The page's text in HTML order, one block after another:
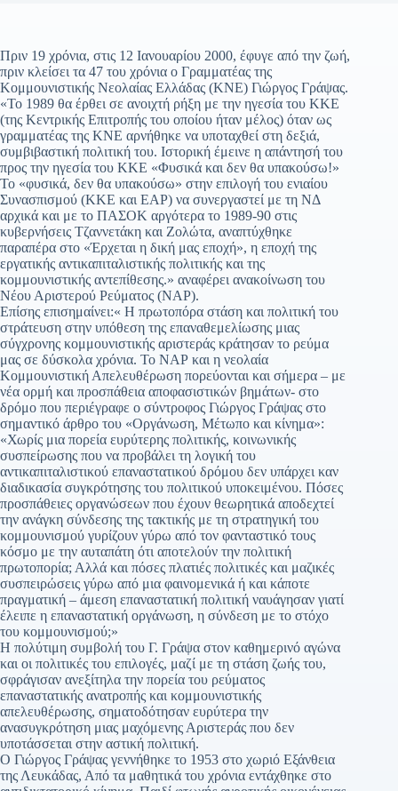
Πριν 19 χρόνια, στις 12 Ιανουαρίου 2000, έφυγε από την ζωή,
πριν κλείσει τα 47 του χρόνια ο Γραμματέας της
Κομμουνιστικής Νεολαίας Ελλάδας (ΚΝΕ) Γιώργος Γράψας.
«Το 1989 θα έρθει σε ανοιχτή ρήξη με την ηγεσία του ΚΚΕ
(της Κεντρικής Επιτροπής του οποίου ήταν μέλος) όταν ως
γραμματέας της ΚΝΕ αρνήθηκε να υποταχθεί στη δεξιά,
συμβιβαστική πολιτική του. Ιστορική έμεινε η απάντησή του
προς την ηγεσία του ΚΚΕ «Φυσικά και δεν θα υπακούσω!»
Το «φυσικά, δεν θα υπακούσω» στην επιλογή του ενιαίου
Συνασπισμού (ΚΚΕ και ΕΑΡ) να συνεργαστεί με τη ΝΔ
αρχικά και με το ΠΑΣΟΚ αργότερα το 1989-90 στις
κυβερνήσεις Τζαννετάκη και Ζολώτα, αναπτύχθηκε
παραπέρα στο «Έρχεται η δική μας εποχή», η εποχή της
εργατικής αντικαπιταλιστικής πολιτικής και της
κομμουνιστικής αντεπίθεσης.» αναφέρει ανακοίνωση του
Νέου Αριστερού Ρεύματος (ΝΑΡ).
Επίσης επισημαίνει:« Η πρωτοπόρα στάση και πολιτική του
στράτευση στην υπόθεση της επαναθεμελίωσης μιας
σύγχρονης κομμουνιστικής αριστεράς κράτησαν το ρεύμα
μας σε δύσκολα χρόνια. Το ΝΑΡ και η νεολαία
Κομμουνιστική Απελευθέρωση πορεύονται και σήμερα – με
νέα ορμή και προσπάθεια αποφασιστικών βημάτων- στο
δρόμο που περιέγραφε ο σύντροφος Γιώργος Γράψας στο
σημαντικό άρθρο του «Οργάνωση, Μέτωπο και κίνημα»:
«Χωρίς μια πορεία ευρύτερης πολιτικής, κοινωνικής
συσπείρωσης που να προβάλει τη λογική του
αντικαπιταλιστικού επαναστατικού δρόμου δεν υπάρχει καν
διαδικασία συγκρότησης του πολιτικού υποκειμένου. Πόσες
προσπάθειες οργανώσεων που έχουν θεωρητικά αποδεχτεί
την ανάγκη σύνδεσης της τακτικής με τη στρατηγική του
κομμουνισμού γυρίζουν γύρω από τον φανταστικό τους
κόσμο με την αυταπάτη ότι αποτελούν την πολιτική
πρωτοπορία; Αλλά και πόσες πλατιές πολιτικές και μαζικές
συσπειρώσεις γύρω από μια φαινομενικά ή και κάποτε
πραγματική – άμεση επαναστατική πολιτική ναυάγησαν γιατί
έλειπε η επαναστατική οργάνωση, η σύνδεση με το στόχο
του κομμουνισμού;»
Η πολύτιμη συμβολή του Γ. Γράψα στον καθημερινό αγώνα
και οι πολιτικές του επιλογές, μαζί με τη στάση ζωής του,
σφράγισαν ανεξίτηλα την πορεία του ρεύματος
επαναστατικής ανατροπής και κομμουνιστικής
απελευθέρωσης, σηματοδότησαν ευρύτερα την
ανασυγκρότηση μιας μαχόμενης Αριστεράς που δεν
υποτάσσεται στην αστική πολιτική.
Ο Γιώργος Γράψας γεννήθηκε το 1953 στο χωριό Εξάνθεια
της Λευκάδας, Από τα μαθητικά του χρόνια εντάχθηκε στο